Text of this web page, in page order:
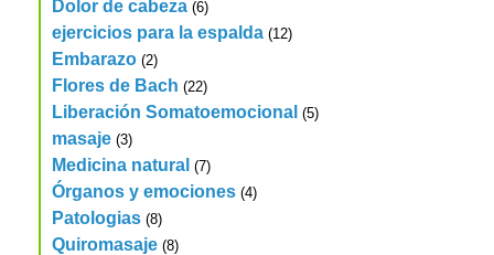
Dolor de cabeza (6)
ejercicios para la espalda (12)
Embarazo (2)
Flores de Bach (22)
Liberación Somatoemocional (5)
masaje (3)
Medicina natural (7)
Órganos y emociones (4)
Patologias (8)
Quiromasaje (8)